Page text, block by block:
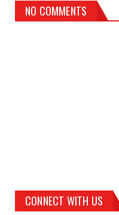
NO COMMENTS
CONNECT WITH US